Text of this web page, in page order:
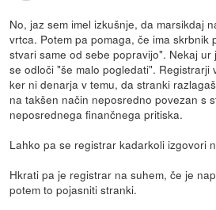
No, jaz sem imel izkušnje, da marsikdaj
vrtca. Potem pa pomaga, če ima skrbnik
stvari same od sebe popravijo". Nekaj
se odloči "še malo pogledati". Registrarji
ker ni denarja v temu, da stranki
na takšen način neposredno povezan s
neposrednega finančnega pritiska.
Lahko pa se registrar kadarkoli izgovori
Hkrati pa je registrar na suhem, če je
potem to pojasniti stranki.